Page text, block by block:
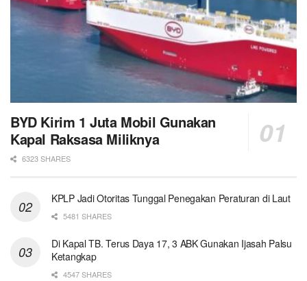
BYD Kirim 1 Juta Mobil Gunakan
Kapal Raksasa Miliknya
6323 SHARES
KPLP Jadi Otoritas Tunggal Penegakan Peraturan di Laut
5481 SHARES
Di Kapal TB. Terus Daya 17, 3 ABK Gunakan Ijasah Palsu
Ketangkap
4547 SHARES